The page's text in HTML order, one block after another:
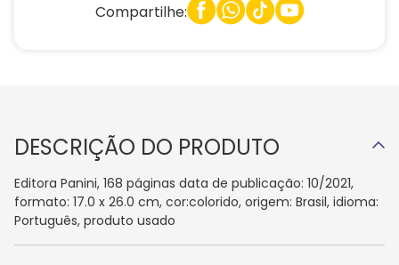
Compartilhe:
DESCRIÇÃO DO PRODUTO
Editora Panini, 168 páginas data de publicação: 10/2021,
formato: 17.0 x 26.0 cm, cor:colorido, origem: Brasil, idioma:
Português, produto usado